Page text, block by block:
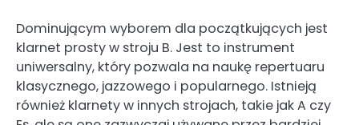
Dominującym wyborem dla początkujących jest
klarnet prosty w stroju B. Jest to instrument
uniwersalny, który pozwala na naukę repertuaru
klasycznego, jazzowego i popularnego. Istnieją
również klarnety w innych strojach, takie jak A czy